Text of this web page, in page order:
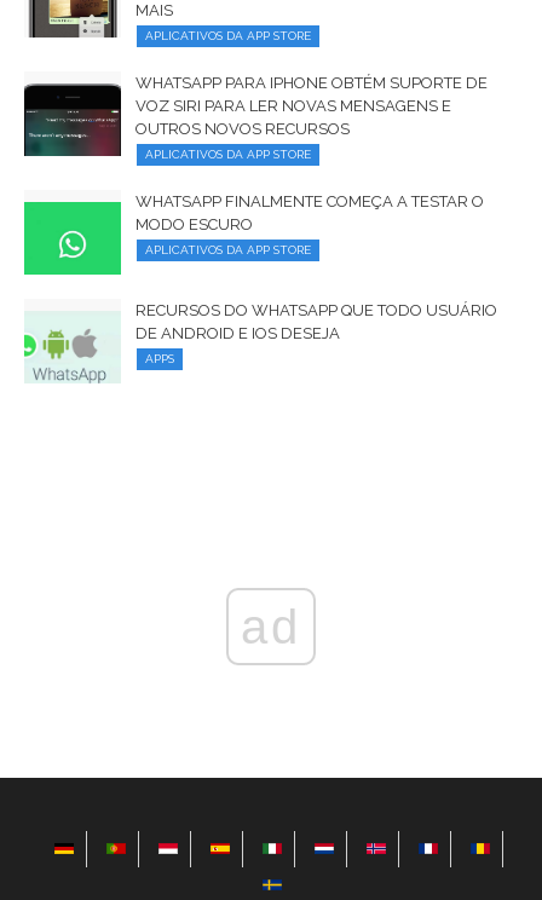
MAIS
APLICATIVOS DA APP STORE
WHATSAPP PARA IPHONE OBTÉM SUPORTE DE
VOZ SIRI PARA LER NOVAS MENSAGENS E
OUTROS NOVOS RECURSOS
APLICATIVOS DA APP STORE
WHATSAPP FINALMENTE COMEÇA A TESTAR O
MODO ESCURO
APLICATIVOS DA APP STORE
RECURSOS DO WHATSAPP QUE TODO USUÁRIO
DE ANDROID E IOS DESEJA
APPS
ad